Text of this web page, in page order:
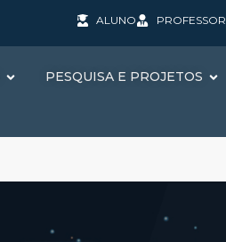
ALUNO PROFESSOR
PESQUISA E PROJETOS